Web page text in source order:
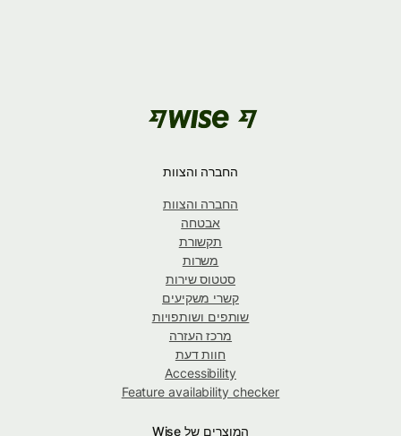
החברה והצוות
החברה והצוות
אבטחה
תקשורת
משרות
סטטוס שירות
קשרי משקיעים
שותפים ושותפויות
מרכז העזרה
חוות דעת
Accessibility
Feature availability checker
המוצרים של Wise